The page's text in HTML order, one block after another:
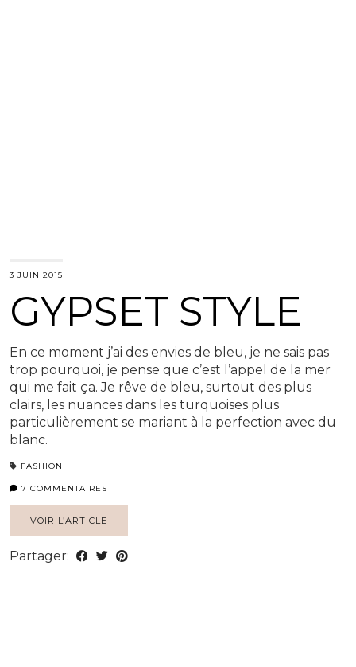
3 JUIN 2015
GYPSET STYLE
En ce moment j’ai des envies de bleu, je ne sais pas
trop pourquoi, je pense que c’est l’appel de la mer
qui me fait ça. Je rêve de bleu, surtout des plus
clairs, les nuances dans les turquoises plus
particulièrement se mariant à la perfection avec du
blanc.
FASHION
7 COMMENTAIRES
VOIR L’ARTICLE
Partager: